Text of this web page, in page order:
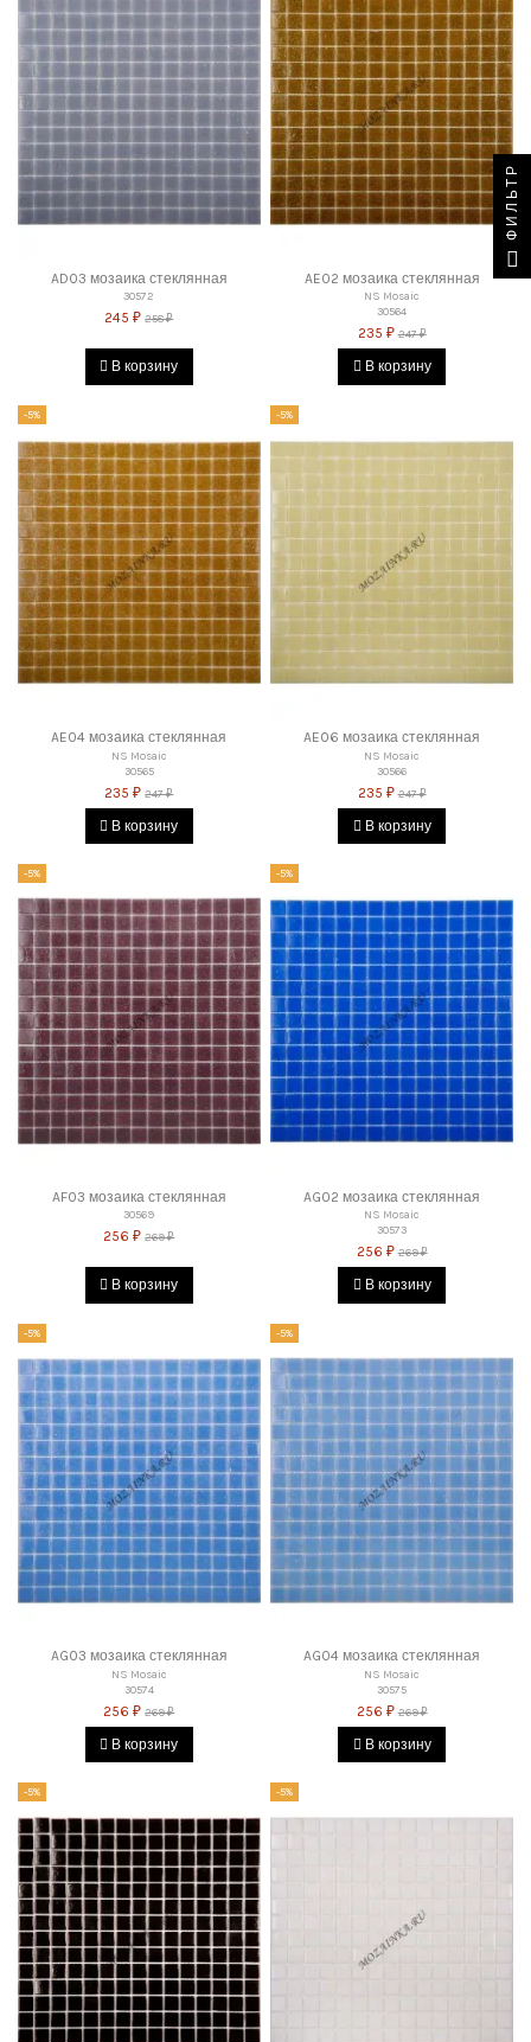
AD03 мозаика стеклянная
30572
245 ₽ 258 ₽
В корзину
AE02 мозаика стеклянная
NS Mosaic
30564
235 ₽ 247 ₽
В корзину
-5%
AE04 мозаика стеклянная
NS Mosaic
30565
235 ₽ 247 ₽
В корзину
-5%
AE06 мозаика стеклянная
NS Mosaic
30566
235 ₽ 247 ₽
В корзину
-5%
AF03 мозаика стеклянная
30569
256 ₽ 269 ₽
В корзину
-5%
AG02 мозаика стеклянная
NS Mosaic
30573
256 ₽ 269 ₽
В корзину
-5%
AG03 мозаика стеклянная
NS Mosaic
30574
256 ₽ 269 ₽
В корзину
-5%
AG04 мозаика стеклянная
NS Mosaic
30575
256 ₽ 269 ₽
В корзину
-5% -5%
ФИЛЬТР